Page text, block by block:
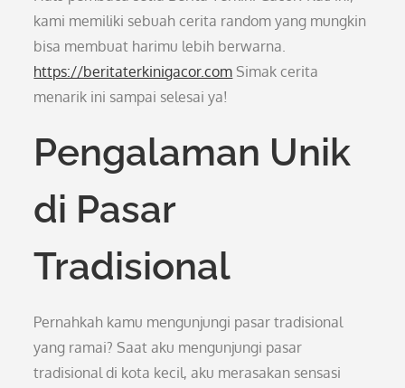
kami memiliki sebuah cerita random yang mungkin
bisa membuat harimu lebih berwarna.
https://beritaterkinigacor.com Simak cerita
menarik ini sampai selesai ya!
Pengalaman Unik
di Pasar
Tradisional
Pernahkah kamu mengunjungi pasar tradisional
yang ramai? Saat aku mengunjungi pasar
tradisional di kota kecil, aku merasakan sensasi